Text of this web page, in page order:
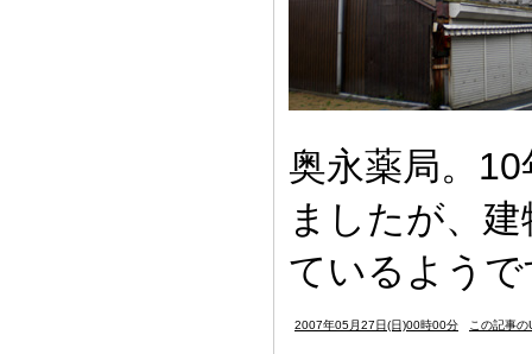
奥永薬局。
ましたが、
ているよう
2007年05月27日(日)00時00分 この記事の